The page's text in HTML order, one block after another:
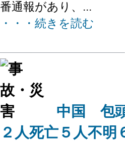
番通報があり、...
・・・続きを読む
中国 包
２人死亡５人不明